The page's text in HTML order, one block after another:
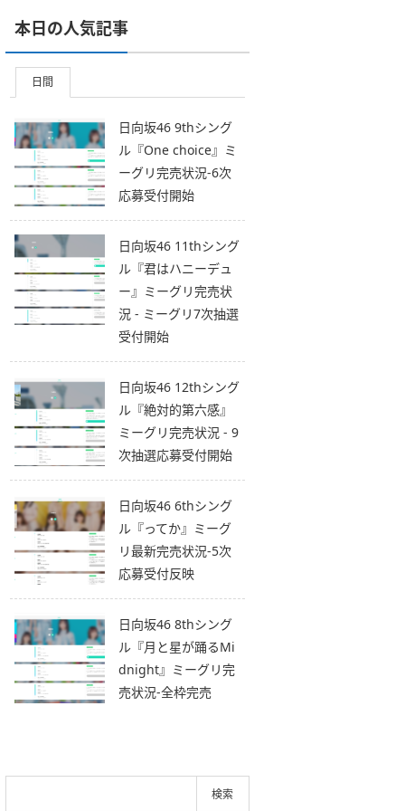
本日の人気記事
日間
日向坂46 9thシング
ル『One choice』ミ
ーグリ完売状況-6次
応募受付開始
日向坂46 11thシング
ル『君はハニーデュ
ー』ミーグリ完売状
況 - ミーグリ7次抽選
受付開始
日向坂46 12thシング
ル『絶対的第六感』
ミーグリ完売状況 - 9
次抽選応募受付開始
日向坂46 6thシング
ル『ってか』ミーグ
リ最新完売状況-5次
応募受付反映
日向坂46 8thシング
ル『月と星が踊るMi
dnight』ミーグリ完
売状況-全枠完売